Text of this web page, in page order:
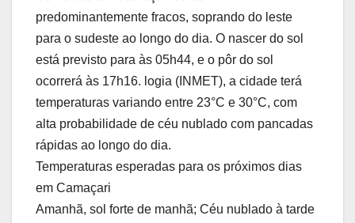
predominantemente fracos, soprando do leste
para o sudeste ao longo do dia. O nascer do sol
está previsto para às 05h44, e o pôr do sol
ocorrerá às 17h16. logia (INMET), a cidade terá
temperaturas variando entre 23°C e 30°C, com
alta probabilidade de céu nublado com pancadas
rápidas ao longo do dia.
Temperaturas esperadas para os próximos dias
em Camaçari
Amanhã, sol forte de manhã; Céu nublado à tarde